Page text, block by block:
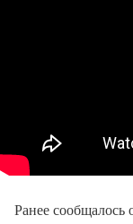
Ранее сообщалось